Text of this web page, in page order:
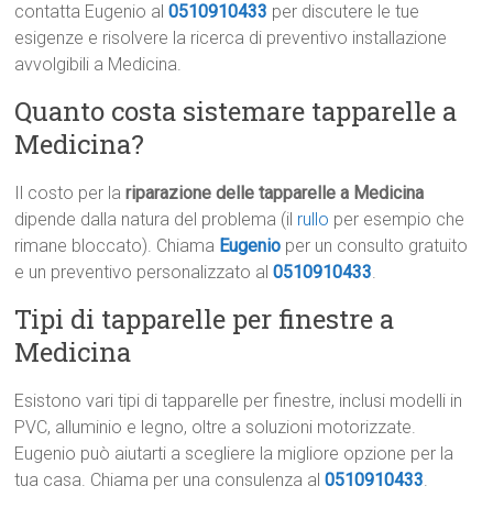
contatta Eugenio al0510910433 per discutere le tue
esigenze e risolvere la ricerca di preventivo installazione
avvolgibili a Medicina.
Quanto costa sistemare tapparelle a
Medicina?
Il costo per lariparazione delle tapparelle a Medicina
dipende dalla natura del problema (il rullo per esempio che
rimane bloccato). Chiama Eugenio per un consulto gratuito
e un preventivo personalizzato al0510910433.
Tipi di tapparelle per finestre a
Medicina
Esistono vari tipi di tapparelle per finestre, inclusi modelli in
PVC, alluminio e legno, oltre a soluzioni motorizzate.
Eugenio può aiutarti a scegliere la migliore opzione per la
tua casa. Chiama per una consulenza al0510910433.